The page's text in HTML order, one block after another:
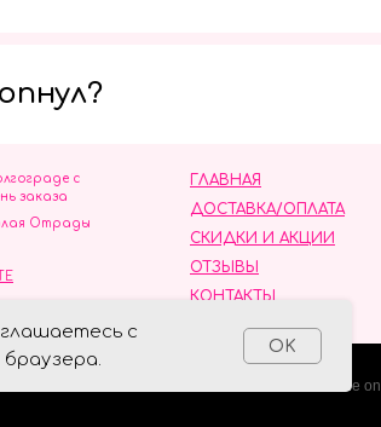
с
OK
ОТЗЫВЫ
ГЛАВНАЯ
ДОСТАВКА/ОПЛАТА
СКИДКИ И АКЦИИ
КОНТАКТЫ
с
заказа
Отрады
персональных данных
Made on